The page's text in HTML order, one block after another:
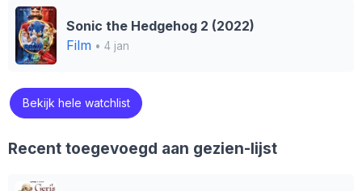
Sonic the Hedgehog 2 (2022)
Film • 4 jan
Bekijk hele watchlist
Recent toegevoegd aan gezien-lijst